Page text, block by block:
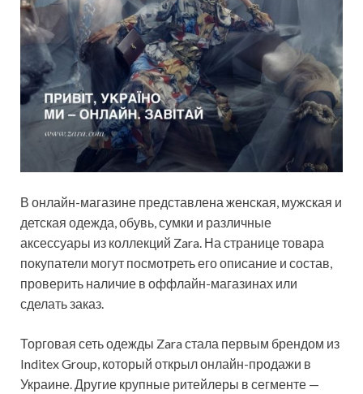
В онлайн-магазине представлена женская, мужская и
детская одежда, обувь, сумки и различные
аксессуары из коллекций Zara. На странице товара
покупатели могут посмотреть его описание и состав,
проверить наличие в оффлайн-магазинах или
сделать заказ.
Торговая сеть одежды Zara стала первым брендом из
Inditex Group, который открыл онлайн-продажи в
Украине. Другие крупные ритейлеры в сегменте —